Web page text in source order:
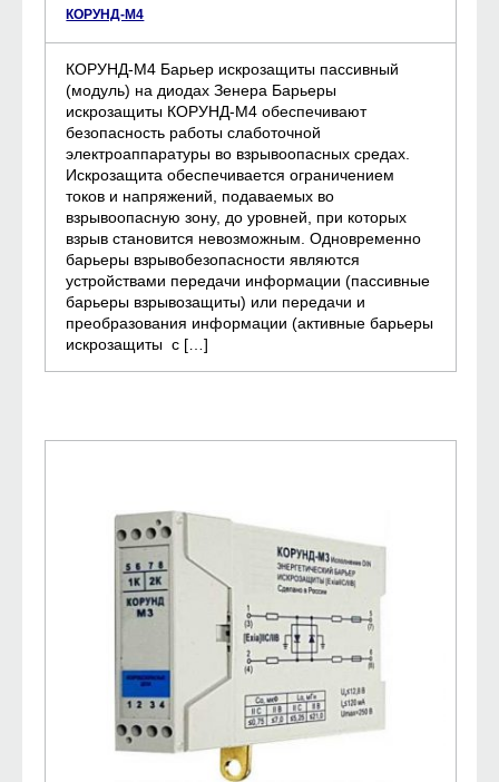
КОРУНД-М4
КОРУНД-М4 Барьер искрозащиты пассивный
(модуль) на диодах Зенера Барьеры
искрозащиты КОРУНД-М4 обеспечивают
безопасность работы слаботочной
электроаппаратуры во взрывоопасных средах.
Искрозащита обеспечивается ограничением
токов и напряжений, подаваемых во
взрывоопасную зону, до уровней, при которых
взрыв становится невозможным. Одновременно
барьеры взрывобезопасности являются
устройствами передачи информации (пассивные
барьеры взрывозащиты) или передачи и
преобразования информации (активные барьеры
искрозащиты с […]